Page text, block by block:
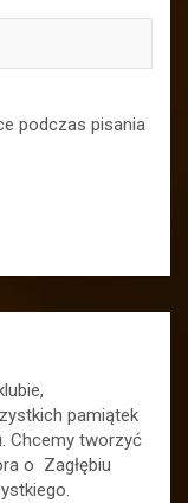
podczas pisania
pamiątek
Chcemy tworzyć
o Zagłębiu